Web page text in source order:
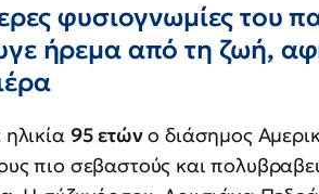
φυσιογνωμίες του
ήρεμα από τη ζωή,
95 ετώνο διάσημος
πιο σεβαστούς και